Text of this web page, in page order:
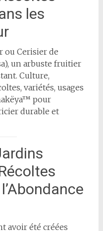
les
ou Cerisier de
un arbuste fruitier
Culture,
variétés, usages
pour
durable et
avoir été créées